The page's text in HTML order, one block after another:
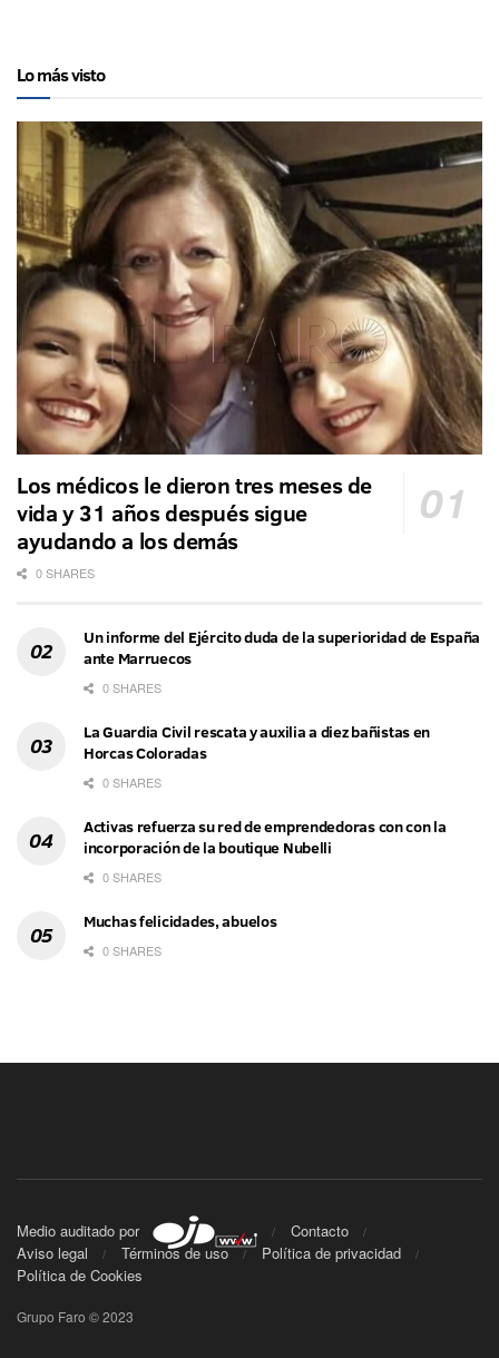
Lo más visto
Los médicos le dieron tres meses de
vida y 31 años después sigue
ayudando a los demás
0 SHARES
Un informe del Ejército duda de la superioridad de España
ante Marruecos
0 SHARES
La Guardia Civil rescata y auxilia a diez bañistas en
Horcas Coloradas
0 SHARES
Activas refuerza su red de emprendedoras con con la
incorporación de la boutique Nubelli
0 SHARES
Muchas felicidades, abuelos
0 SHARES
Medio auditado por
Contacto
Aviso legal
Términos de uso
Política de privacidad
Política de Cookies
Grupo Faro © 2023